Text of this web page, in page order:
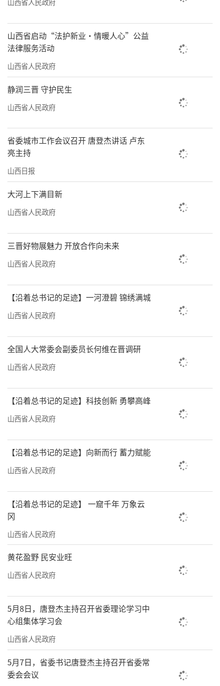
在与会者见证下，AI智链谷与泽霖智能签
署战略合作协议。双方宣布将围绕技术研发、
人才培养、行业解决方案展开深度合作，共同
推动AI在医疗、教育、企业服务等场景的规模化
应用。温团长表示，此次合作是“开源生
态”理念的践行，未来将引入更多伙伴共建AI产
探访AI智链谷：实体生态的硬实力
会后，温团长亲自带领20余位嘉宾参观了
AI智链谷的12000㎡实体空间。从研发实验室到
商务合作中心，AI培训教室到配套生活区，基地
集“产、学、研、用”于一体，展示了“液态
与者纷纷表示，实体基地的布局为AI技术从概念
到商业转化提供了坚实支撑。
展望未来：AI生态合作正当时
活动在热烈的合影与深度业务探讨中落下
帷幕。AI智链谷与泽霖智能的联手，标志着中国
AI产业从单点突破向生态协同迈出关键一步。正
如温团长所言：“独行快，众行远。AI的未来属
于开放者与实干家”。
未来，AI智链谷将持续举办系列沙龙、赛
事及培训活动，助力区域经济数字化转型，推
动AI技术真正成为千行百业的新引擎。
责任编辑：何剑
山西省启动“法护新业·情暖人心”公益
法律服务活动
山西省人民政府
静润三晋 守护民生
山西省人民政府
省委城市工作会议召开 唐登杰讲话 卢东
亮主持
山西日报
大河上下满目新
山西省人民政府
三晋好物展魅力 开放合作向未来
山西省人民政府
【沿着总书记的足迹】一河澄碧 锦绣满城
山西省人民政府
全国人大常委会副委员长何维在晋调研
山西省人民政府
【沿着总书记的足迹】科技创新 勇攀高峰
山西省人民政府
【沿着总书记的足迹】向新而行 蓄力赋能
山西省人民政府
【沿着总书记的足迹】 一窟千年 万象云
冈
山西省人民政府
黄花盈野 民安业旺
山西省人民政府
5月8日，唐登杰主持召开省委理论学习中
心组集体学习会
山西省人民政府
5月7日，省委书记唐登杰主持召开省委常
委会会议